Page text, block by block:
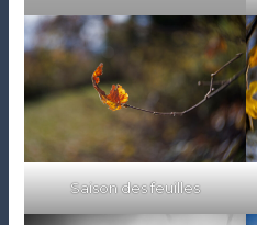
Saison des feuilles